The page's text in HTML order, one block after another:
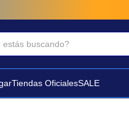
buscando?
Tiendas OficialesSALE
Buscados